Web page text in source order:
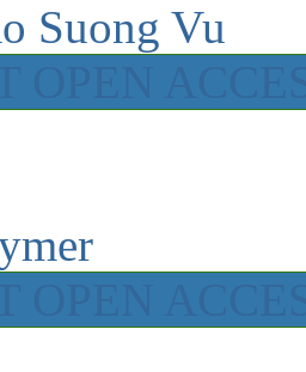
Suong Vu